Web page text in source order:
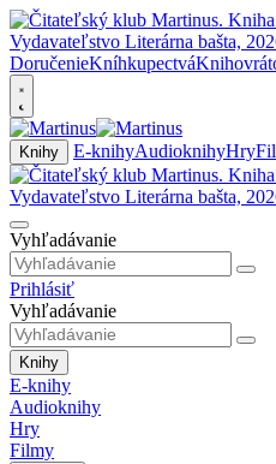
DoručenieKníhkupectvá
Knihy E-knihyAudioknihyHry
Vyhľadávanie
Prihlásiť
Vyhľadávanie
Knihy
E-knihy
Audioknihy
Hry
Filmy